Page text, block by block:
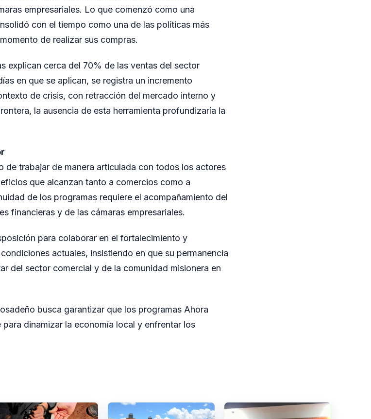
empresariales. Lo que comenzó como una
con el tiempo como una de las políticas más
de realizar sus compras.
explican cerca del 70% de las ventas del sector
en que se aplican, se registra un incremento
de crisis, con retracción del mercado interno y
la ausencia de esta herramienta profundizaría la
de trabajar de manera articulada con todos los actores
que alcanzan tanto a comercios como a
de los programas requiere el acompañamiento del
financieras y de las cámaras empresariales.
para colaborar en el fortalecimiento y
actuales, insistiendo en que su permanencia
del sector comercial y de la comunidad misionera en
busca garantizar que los programas Ahora
dinamizar la economía local y enfrentar los